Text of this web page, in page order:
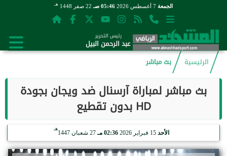
الجمعة 05:46 صـ 22 صفر 1448 هـ
رئيس التحرير
عبد الرحمن البيل
الرئيسية
بث مباشر
بث مباشر لمباراة آرسنال ضد ويجان بجودة
HD بدون تقطيع
الأحد 02:36 مـ 27 شعبان 1447
هـ